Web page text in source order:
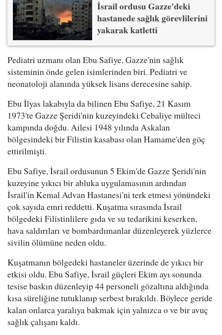
İsrail ordusu Gazze'deki
hastanede sağlık görevlilerini
yakarak katletti
Pediatri uzmanı olan Ebu Safiye, Gazze'nin sağlık
sisteminin önde gelen isimlerinden biri. Pediatri ve
neonatoloji alanında yüksek lisans derecesine sahip.
Ebu İlyas lakabıyla da bilinen Ebu Safiye, 21 Kasım
1973'te Gazze Şeridi'nin kuzeyindeki Cebaliye mülteci
kampında doğdu. Ailesi 1948 yılında Askalan
bölgesindeki bir Filistin kasabası olan Hamame'den göç
ettirilmişti.
Ebu Safiye, İsrail ordusunun 5 Ekim'de Gazze Şeridi'nin
kuzeyine yıkıcı bir abluka uygulamasının ardından
İsrail'in Kemal Advan Hastanesi'ni terk etmesi yönündeki
çok sayıda emri reddetti. Kuşatma sırasında İsrail
bölgedeki Filistinlilere gıda ve su tedarikini keserken,
hava saldırıları ve bombardımanlar düzenleyerek yüzlerce
sivilin ölümüne neden oldu.
Kuşatmanın bölgedeki hastaneler üzerinde de yıkıcı bir
etkisi oldu. Ebu Safiye, İsrail güçleri Ekim ayı sonunda
tesise baskın düzenleyip 44 personeli gözaltına aldığında
kısa süreliğine tutuklanıp serbest bırakıldı. Böylece geride
kalan onlarca yaralıya bakmak için yalnızca o ve bir avuç
sağlık çalışanı kaldı.